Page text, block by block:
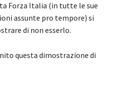
Forza Italia (in tutte le sue
assunte pro tempore) si
di non esserlo.
questa dimostrazione di